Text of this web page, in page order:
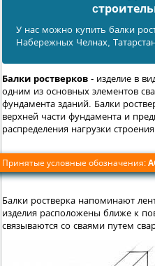
У нас можно купить балки
Набережных Челнах,
Балки ростверков - изделие в
одним из основных элементов
фундамента зданий. Балки
верхней части фундамента и
распределения нагрузки
Принятые условные обозначения:
Балки ростверка напоминают
изделия расположены ближе к
связываются со сваями путем